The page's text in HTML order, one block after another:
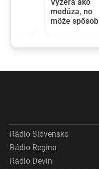
medúza, no
môže spôsobiť
portugalská
Rádio Slovensko
Rádio Regina
Rádio Devín